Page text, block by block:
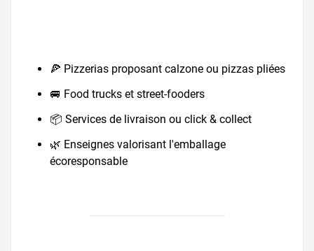
🍕 Pizzerias proposant calzone ou pizzas pliées
🚐 Food trucks et street-fooders
📦 Services de livraison ou click & collect
🌿 Enseignes valorisant l'emballage
écoresponsable